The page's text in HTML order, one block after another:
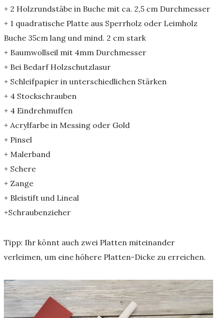
+ 2 Holzrundstäbe in Buche mit ca. 2,5 cm Durchmesser
+ 1 quadratische Platte aus Sperrholz oder Leimholz
Buche 35cm lang und mind. 2 cm stark
+ Baumwollseil mit 4mm Durchmesser
+ Bei Bedarf Holzschutzlasur
+ Schleifpapier in unterschiedlichen Stärken
+ 4 Stockschrauben
+ 4 Eindrehmuffen
+ Acrylfarbe in Messing oder Gold
+ Pinsel
+ Malerband
+ Schere
+ Zange
+ Bleistift und Lineal
+Schraubenzieher
Tipp: Ihr könnt auch zwei Platten miteinander
verleimen, um eine höhere Platten-Dicke zu erreichen.